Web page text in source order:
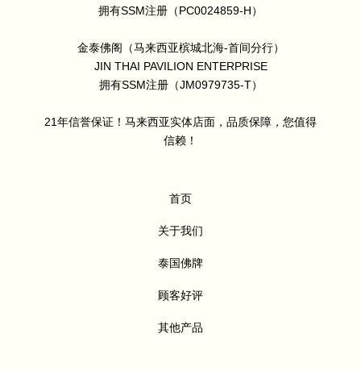
拥有SSM注册（PC0024859-H）
金泰佛阁（马来西亚槟城北海-首间分行）
JIN THAI PAVILION ENTERPRISE
拥有SSM注册（JM0979735-T）
21年信誉保证！马来西亚实体店面，品质保障，您值得
信赖！
首页
关于我们
泰国佛牌
顾客好评
其他产品